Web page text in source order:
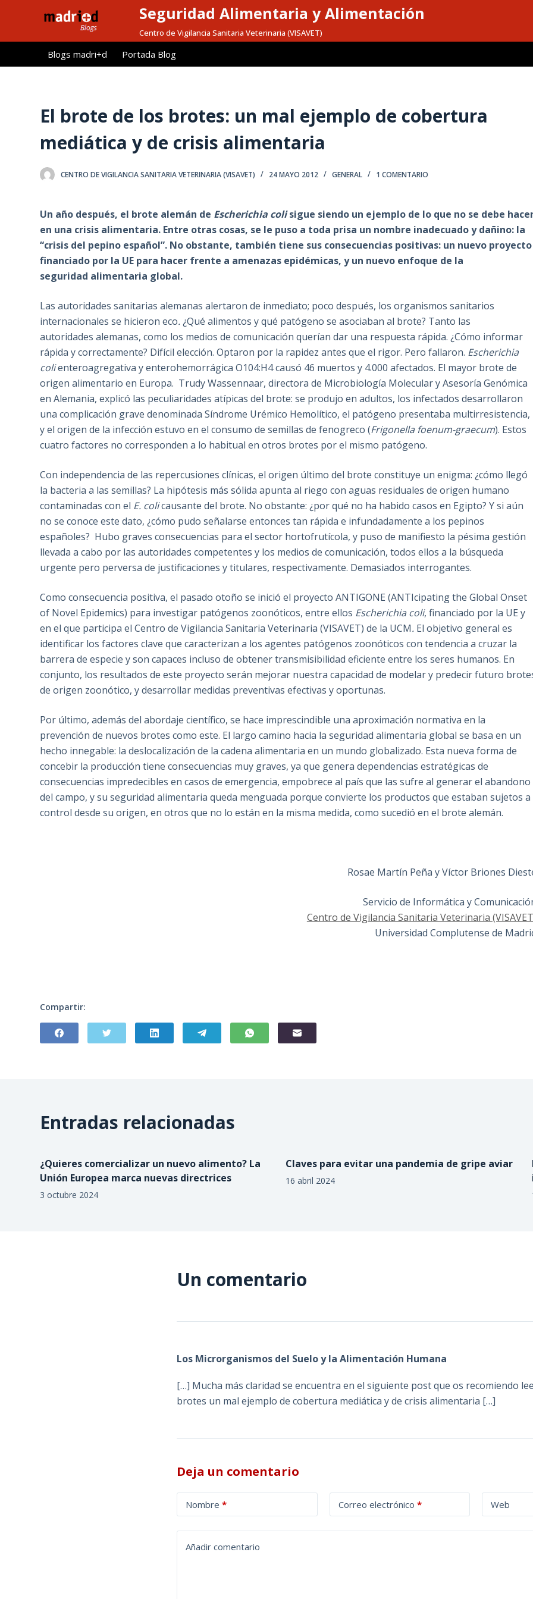
l
Seguridad Alimentaria y Alimentación
Centro de Vigilancia Sanitaria Veterinaria (VISAVET)
Blogs madri+d Portada Blog
El brote de los brotes: un mal ejemplo de cobertura
mediática y de crisis alimentaria
CENTRO DE VIGILANCIA SANITARIA VETERINARIA (VISAVET) 24 MAYO 2012 GENERAL 1 COMENTARIO
Un año después, el brote alemán de Escherichia colisigue siendo un ejemplo de lo que no se debe
en una crisis alimentaria. Entre otras cosas, se le puso a toda prisa un nombre inadecuado y dañino: la
“crisis del pepino español”. No obstante, también tiene sus consecuencias positivas: un nuevo proyecto
financiado por la UE para hacer frente a amenazas epidémicas, y un nuevo enfoque de la
seguridad alimentaria global.
Las autoridades sanitarias alemanas alertaron de inmediato; poco después, los organismos sanitarios
internacionales se hicieron eco.¿Qué alimentos y qué patógeno se asociaban al brote? Tanto las
autoridades alemanas, como los medios de comunicación querían dar una respuesta rápida. ¿Cómo informar
rápida y correctamente? Difícil elección. Optaron por la rapidez antes que el rigor. Pero fallaron. Escherichia
colienteroagregativa y enterohemorrágica O104:H4 causó 46 muertos y 4.000 afectados. El mayor brote de
origen alimentario en Europa. Trudy Wassennaar, directora de Microbiología Molecular y Asesoría Genómica
en Alemania, explicó las peculiaridades atípicas del brote: se produjo en adultos, los infectados desarrollaron
una complicación grave denominada Síndrome Urémico Hemolítico, el patógeno presentaba multirresistencia,
y el origen de la infección estuvo en el consumo de semillas de fenogreco (Frigonella foenum-graecum). Estos
cuatro factores no corresponden a lo habitual en otros brotes por el mismo patógeno.
Con independencia de las repercusiones clínicas, el origen último del brote constituye un enigma: ¿cómo llegó
la bacteria a las semillas? La hipótesis más sólida apunta al riego con aguas residuales de origen humano
contaminadas con el E. colicausante del brote. No obstante: ¿por qué no ha habido casos en Egipto? Y si aún
no se conoce este dato, ¿cómo pudo señalarse entonces tan rápida e infundadamente a los pepinos
españoles? Hubo graves consecuencias para el sector hortofrutícola, y puso de manifiesto la pésima gestión
llevada a cabo por las autoridades competentes y los medios de comunicación, todos ellos a la búsqueda
urgente pero perversa de justificaciones y titulares, respectivamente. Demasiados interrogantes.
Como consecuencia positiva, el pasado otoño se inició el proyecto ANTIGONE (ANTIcipating the Global Onset
of Novel Epidemics) para investigar patógenos zoonóticos, entre ellos Escherichia coli, financiado por la UE y
en el que participa el Centro de Vigilancia Sanitaria Veterinaria (VISAVET) de la UCM. El objetivo general es
identificar los factores clave que caracterizan a los agentes patógenos zoonóticos con tendencia a cruzar la
barrera de especie y son capaces incluso de obtener transmisibilidad eficiente entre los seres humanos. En
conjunto, los resultados de este proyecto serán mejorar nuestra capacidad de modelar y predecir futuro
de origen zoonótico, y desarrollar medidas preventivas efectivas y oportunas.
Por último, además del abordaje científico, se hace imprescindible una aproximación normativa en la
prevención de nuevos brotes como este. El largo camino hacia la seguridad alimentaria global se basa en un
hecho innegable: la deslocalización de la cadena alimentaria en un mundo globalizado. Esta nueva forma de
concebir la producción tiene consecuencias muy graves, ya que genera dependencias estratégicas de
consecuencias impredecibles en casos de emergencia, empobrece al país que las sufre al generar el abandono
del campo, y su seguridad alimentaria queda menguada porque convierte los productos que estaban sujetos a
control desde su origen, en otros que no lo están en la misma medida, como sucedió en el brote alemán.
Rosae Martín Peña y Víctor Briones
Servicio de Informática y
Centro de Vigilancia Sanitaria Veterinaria
Universidad Complutense de
Compartir:
Entradas relacionadas
¿Quieres comercializar un nuevo alimento? La
Unión Europea marca nuevas directrices
3 octubre 2024
Claves para evitar una pandemia de gripe aviar
16 abril 2024
Un comentario
Los Microrganismos del Suelo y la Alimentación Humana
[…] Mucha más claridad se encuentra en el siguiente post que os recomiendo
brotes un mal ejemplo de cobertura mediática y de crisis alimentaria […]
Deja un comentario
Nombre * Correo electrónico * Web
Añadir comentario
l
t